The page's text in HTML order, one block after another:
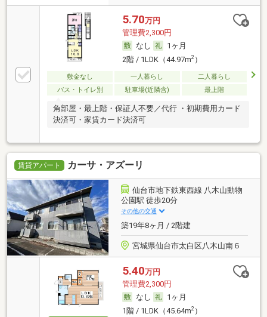
5.70万円
管理費2,300円
なし
1ヶ月
2階 / 1LDK（44.97m2）
敷金なし 一人暮らし
二人暮らし
バス・トイレ別
駐車場(近隣含) 最上階
角部屋・最上階・保証人不要／代行 ・初期費用カード
決済可・家賃カード決済可
賃貸アパート カーサ・アズーリ
仙台市地下鉄東西線 八木山動物
公園駅 徒歩20分
その他の交通
築19年8ヶ月 / 2階建
宮城県仙台市太白区八木山南６
5.40万円
管理費2,300円
なし
1ヶ月
1階 / 1LDK（45.64m2）